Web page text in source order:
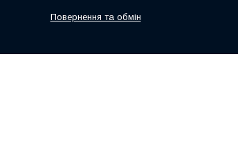
Повернення та обмін